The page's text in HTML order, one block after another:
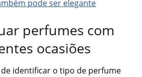
pode ser elegante
perfumes com
ocasiões
identificar o tipo de perfume